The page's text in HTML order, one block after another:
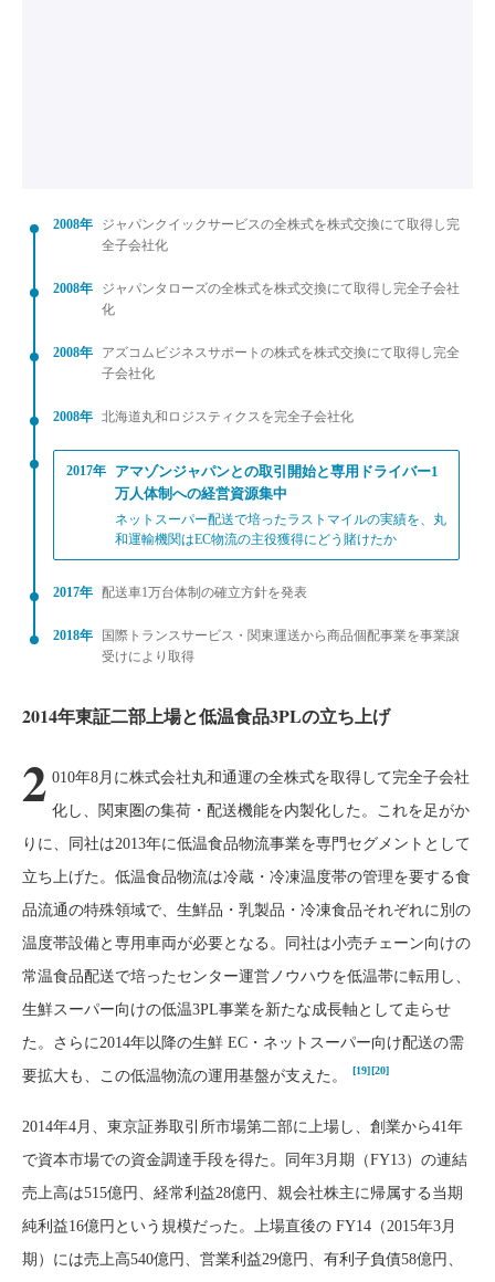
2008年
ジャパンクイックサービスの全株式を株式交換にて取得し完
全子会社化
2008年
ジャパンタローズの全株式を株式交換にて取得し完全子会社
化
2008年
アズコムビジネスサポートの株式を株式交換にて取得し完全
子会社化
2008年 北海道丸和ロジスティクスを完全子会社化
2017年
アマゾンジャパンとの取引開始と専用ドライバー1
万人体制への経営資源集中
ネットスーパー配送で培ったラストマイルの実績を、丸
和運輸機関はEC物流の主役獲得にどう賭けたか
2017年 配送車1万台体制の確立方針を発表
2018年
国際トランスサービス・関東運送から商品個配事業を事業譲
受けにより取得
2014年東証二部上場と低温食品3PLの立ち上げ
2 010年8月に株式会社丸和通運の全株式を取得して完全子会社
化し、関東圏の集荷・配送機能を内製化した。これを足がか
りに、同社は2013年に低温食品物流事業を専門セグメントとして
立ち上げた。低温食品物流は冷蔵・冷凍温度帯の管理を要する食
品流通の特殊領域で、生鮮品・乳製品・冷凍食品それぞれに別の
温度帯設備と専用車両が必要となる。同社は小売チェーン向けの
常温食品配送で培ったセンター運営ノウハウを低温帯に転用し、
生鮮スーパー向けの低温3PL事業を新たな成長軸として走らせ
た。さらに2014年以降の生鮮 EC・ネットスーパー向け配送の需
要拡大も、この低温物流の運用基盤が支えた。
[19][20]
2014年4月、東京証券取引所市場第二部に上場し、創業から41年
で資本市場での資金調達手段を得た。同年3月期（FY13）の連結
売上高は515億円、経常利益28億円、親会社株主に帰属する当期
純利益16億円という規模だった。上場直後の FY14（2015年3月
期）には売上高540億円、営業利益29億円、有利子負債58億円、